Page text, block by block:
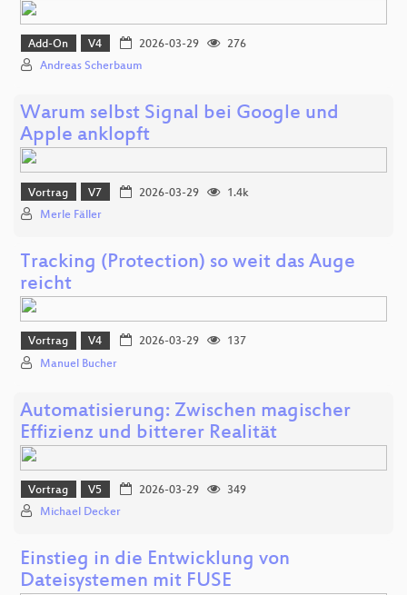
Add-On V4 2026-03-29
276
Andreas Scherbaum
Warum selbst Signal bei Google und
Apple anklopft
Vortrag V7 2026-03-29
1.4k
Merle Fäller
Tracking (Protection) so weit das Auge
reicht
Vortrag V4 2026-03-29
137
Manuel Bucher
Automatisierung: Zwischen magischer
Effizienz und bitterer Realität
Vortrag V5 2026-03-29
349
Michael Decker
Einstieg in die Entwicklung von
Dateisystemen mit FUSE